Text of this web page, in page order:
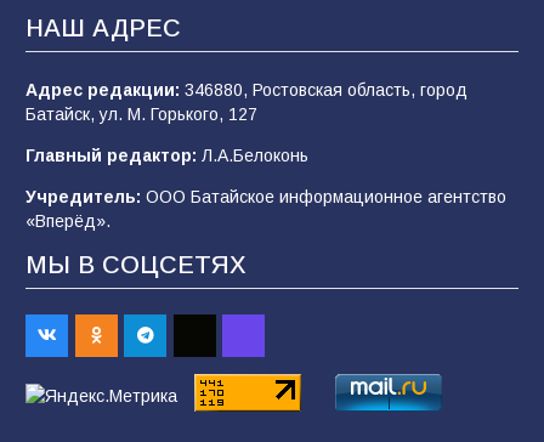
В Батайске продолжаются дорожные работы
106 04.08.2026
после выборов: в Госдуме дали ответ
105 06.08.2026
В детском саду № 35 дети освоили
строительные профессии в ходе
спортивного праздника
07.08.2026
НАШ АДРЕС
Адрес редакции: 346880, Ростовская область, город
Батайск, ул. М. Горького, 127
Главный редактор: Л.А.Белоконь
Учредитель: ООО Батайское информационное агентство
«Вперёд».
МЫ В СОЦСЕТЯХ